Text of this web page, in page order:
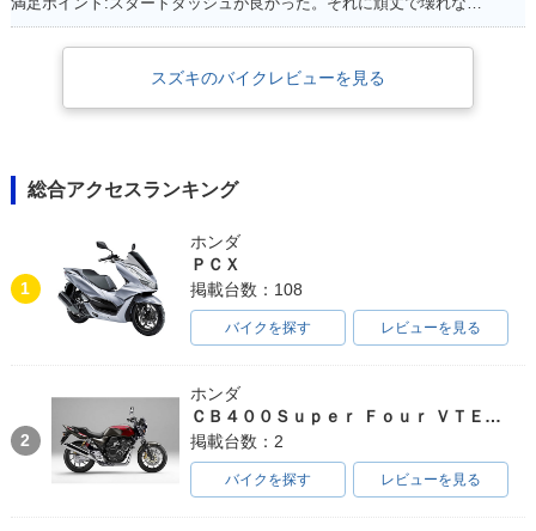
スズキのバイクレビューを見る
総合アクセスランキング
1
ホンダ
ＰＣＸ
掲載台数：108
バイクを探す レビューを見る
2
ホンダ
ＣＢ４００Ｓｕｐｅｒ Ｆｏｕｒ ＶＴＥＣ ＳＰＥＣ３
掲載台数：2
バイクを探す レビューを見る